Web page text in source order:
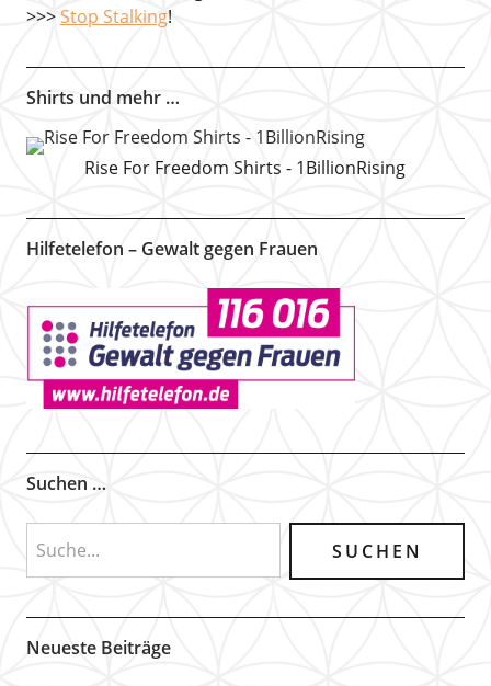
>>>Stop Stalking!
Shirts und mehr …
Rise For Freedom Shirts - 1BillionRising
Hilfetelefon – Gewalt gegen Frauen
Suchen …
Neueste Beiträge